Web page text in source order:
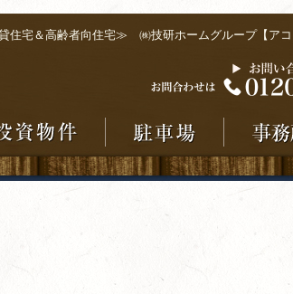
宅＆高齢者向住宅≫ ㈱技研ホームグループ【アコ